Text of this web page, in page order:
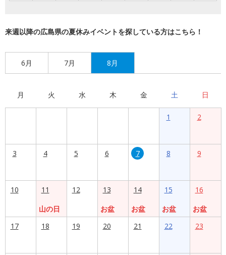
来週以降の広島県の夏休みイベントを探している方はこちら！
6月 7月 8月
月 火 水 木 金 土 日
1 2
3 4 5 6 7 8 9
10
11
山の日
12
13
お盆
14
お盆
15
お盆
16
お盆
17
18 19 20 21 22 23